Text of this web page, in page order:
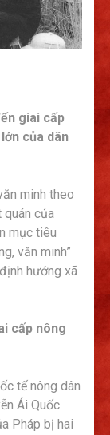
giai cấp
của dân
minh theo
của
mục tiêu
văn minh”
hướng xã
cấp nông
tế nông dân
Ái Quốc
Pháp bị hai